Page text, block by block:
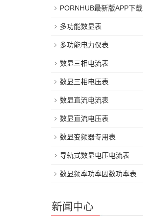
PORNHUB最新版APP下载
多功能数显表
多功能电力仪表
数显三相电流表
数显三相电压表
数显直流电流表
数显直流电压表
数显变频器专用表
导轨式数显电压电流表
数显频率功率因数功率表
新闻中心